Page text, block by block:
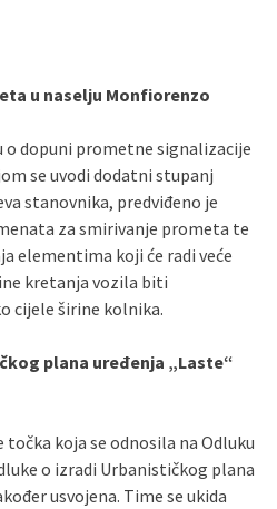
u naselju Monfiorenzo
o dopuni prometne signalizacije
se uvodi dodatni stupanj
stanovnika, predviđeno je
za smirivanje prometa te
elementima koji će radi veće
kretanja vozila biti
cijele širine kolnika.
plana uređenja „Laste“
koja se odnosila na Odluku
o izradi Urbanističkog plana
usvojena. Time se ukida